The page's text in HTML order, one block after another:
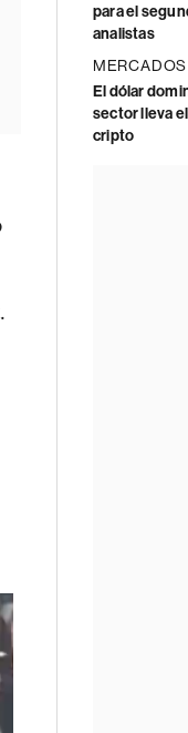
para el
analistas
MERCADOS
El dólar
sector lleva
cripto